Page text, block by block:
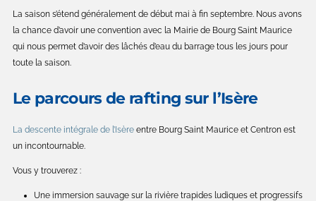
La saison s’étend généralement de début mai à fin septembre. Nous avons
la chance d’avoir une convention avec la Mairie de Bourg Saint Maurice
qui nous permet d’avoir des lâchés d’eau du barrage tous les jours pour
toute la saison.
Le parcours de rafting sur l’Isère
La descente intégrale de l’Isère entre Bourg Saint Maurice et Centron est
un incontournable.
Vous y trouverez :
Une immersion sauvage sur la rivière trapides ludiques et progressifs